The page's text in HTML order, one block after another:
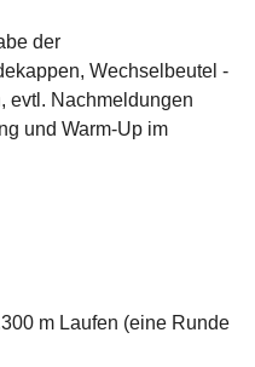
der
Wechselbeutel -
evtl. Nachmeldungen
und Warm-Up im
m Laufen (eine Runde